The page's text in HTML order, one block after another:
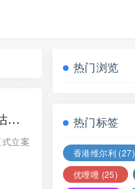
头号爆雷大案：中盛铭量化AI理财盘全面锁仓，深圳公安正式立案，涉案预估超3亿元
立案
热门浏览
热门标签
香港维尔利 (27)
优哩哩 (25)